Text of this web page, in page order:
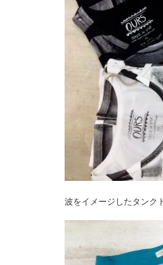
波をイメージしたタンク